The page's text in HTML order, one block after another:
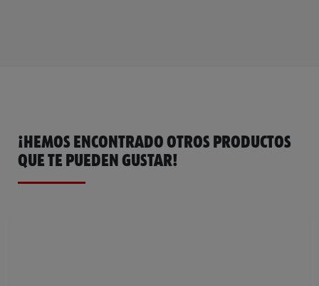
¡HEMOS ENCONTRADO OTROS PRODUCTOS
QUE TE PUEDEN GUSTAR!